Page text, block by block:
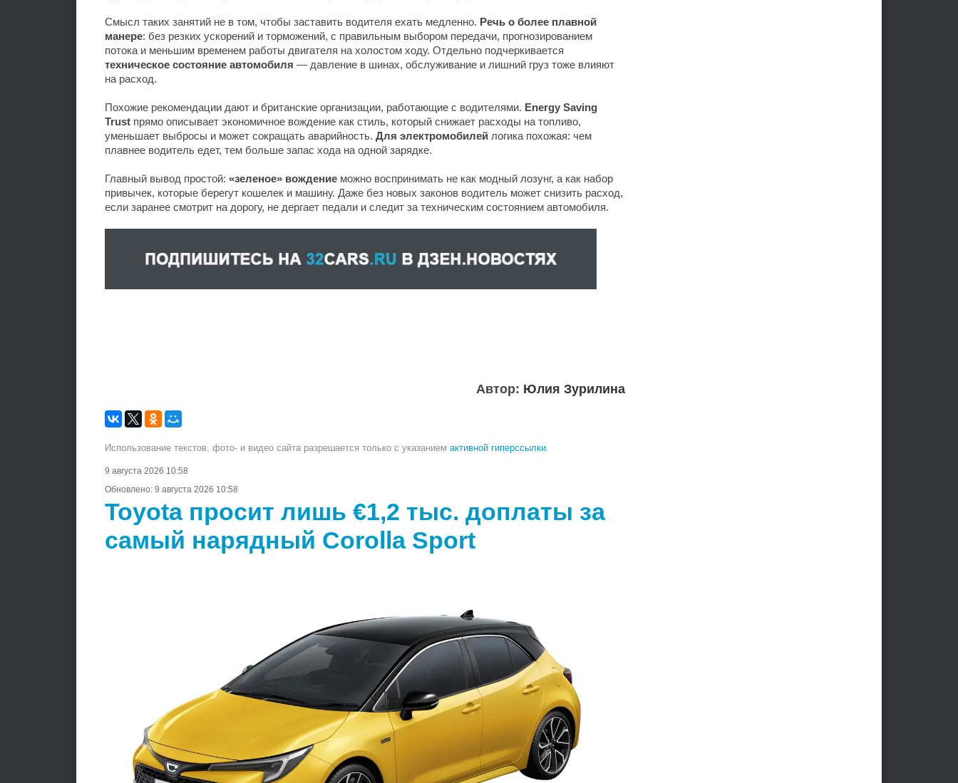
Смысл таких занятий не в том, чтобы заставить водителя ехать медленно. Речь о более плавной
манере: без резких ускорений и торможений, с правильным выбором передачи, прогнозированием
потока и меньшим временем работы двигателя на холостом ходу. Отдельно подчеркивается
техническое состояние автомобиля — давление в шинах, обслуживание и лишний груз тоже влияют
на расход.
Похожие рекомендации дают и британские организации, работающие с водителями. Energy Saving
Trust прямо описывает экономичное вождение как стиль, который снижает расходы на топливо,
уменьшает выбросы и может сокращать аварийность. Для электромобилей логика похожая: чем
плавнее водитель едет, тем больше запас хода на одной зарядке.
Главный вывод простой: «зеленое» вождение можно воспринимать не как модный лозунг, а как набор
привычек, которые берегут кошелек и машину. Даже без новых законов водитель может снизить расход,
если заранее смотрит на дорогу, не дергает педали и следит за техническим состоянием автомобиля.
Автор: Юлия Зурилина
Использование текстов, фото- и видео сайта разрешается только с указанием активной гиперссылки.
9 августа 2026 10:58
Обновлено: 9 августа 2026 10:58
Toyota просит лишь €1,2 тыс. доплаты за
самый нарядный Corolla Sport